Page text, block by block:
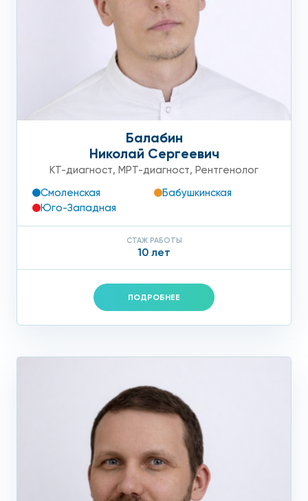
пациентов на коляске, носилках или костылях. Для
маломобильных пациентов рекомендуем выбрать один из
наших следующих центров, расположенных по адресам:
ул. Летчика Бабушкина, д. 48 Б и Ленинский проспект, д.
Балабин
Николай Сергеевич
КТ-диагност, МРТ-диагност, Рентгенолог
Смоленская
Бабушкинская
Юго-Западная
СТАЖ РАБОТЫ
10 лет
ПОДРОБНЕЕ